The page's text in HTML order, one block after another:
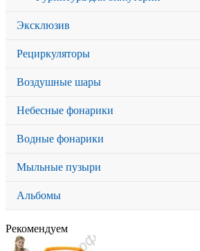
Эксклюзив
Рециркуляторы
Воздушные шары
Небесные фонарики
Водные фонарики
Мыльные пузыри
Альбомы
Рекомендуем